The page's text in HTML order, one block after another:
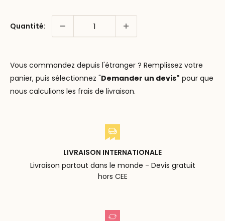
Quantité:
Vous commandez depuis l'étranger ? Remplissez votre
panier, puis sélectionnez "Demander un devis" pour que
nous calculions les frais de livraison.
LIVRAISON INTERNATIONALE
Livraison partout dans le monde - Devis gratuit
hors CEE